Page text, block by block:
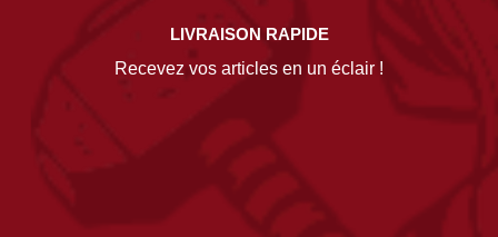
LIVRAISON RAPIDE
Recevez vos articles en un éclair !